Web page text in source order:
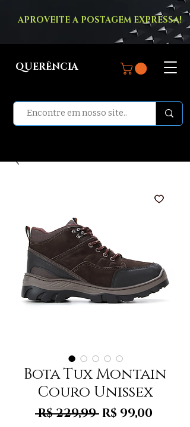
APROVEITE A POSTAGEM EXPRESSA!
QUERÊNCIA
Bota Tux Montain
Couro Unissex
R$ 229,99 Preço
R$ 99,00